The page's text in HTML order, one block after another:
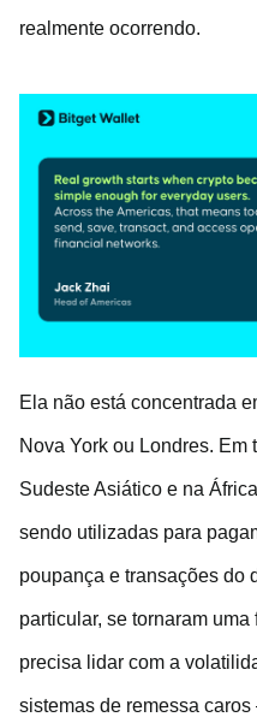
realmente ocorrendo.
Ela não está concentrada
Nova York ou Londres. Em
Sudeste Asiático e na
sendo utilizadas para
poupança e transações do
particular, se tornaram
precisa lidar com a
sistemas de remessa